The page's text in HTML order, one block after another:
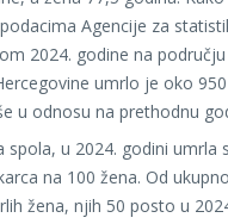
Agencije za
2024. godine na području
umrlo je oko 950
u odnosu na prethodnu
spola, u 2024. godini umrla
na 100 žena. Od
žena, njih 50 posto u